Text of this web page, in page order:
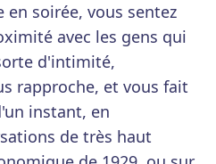
soirée, vous sentez
avec les gens qui
d'intimité,
rapproche, et vous fait
instant, en
de très haut